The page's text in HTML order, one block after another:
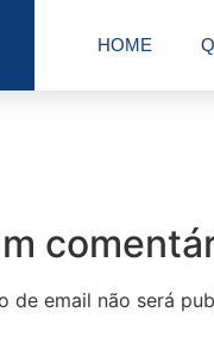
HOME
de email não será